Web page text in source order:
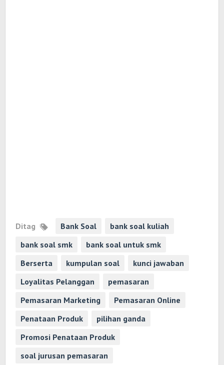
Ditag Bank Soal
bank soal kuliah
bank soal smk
bank soal untuk smk
Berserta
kumpulan soal
kunci jawaban
Loyalitas Pelanggan
pemasaran
Pemasaran Marketing
Pemasaran Online
Penataan Produk
pilihan ganda
Promosi Penataan Produk
soal jurusan pemasaran